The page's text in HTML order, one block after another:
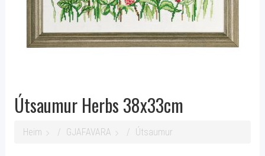
Útsaumur Herbs 38x33cm
Heim GJAFAVARA Útsaumur